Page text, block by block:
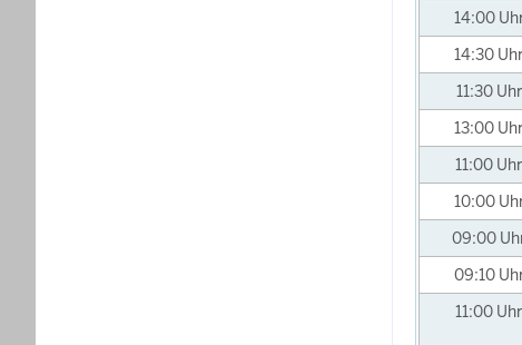
14:00
14:30
11:30 Uhr
13:00
11:00 Uhr
10:00
09:00
09:10
11:00 Uhr